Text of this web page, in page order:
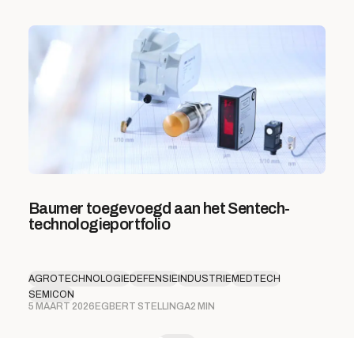
Baumer toegevoegd aan het Sentech-
technologieportfolio
AGROTECHNOLOGIEDEFENSIE INDUSTRIEMEDTECH
SEMICON
5 MAART 2026 EGBERT STELLINGA2 MIN